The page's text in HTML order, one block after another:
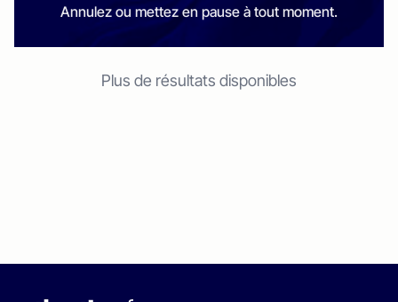
Annulez ou mettez en pause à tout moment.
Plus de résultats disponibles